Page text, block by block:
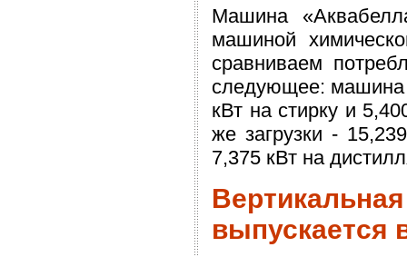
Машина
машиной
сравниваем
следующее: машина
кВт на стирку и
же загрузки -
7,375 кВт на
выпускается